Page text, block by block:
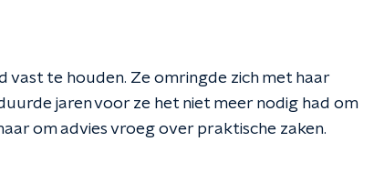
te houden. Ze omringde zich met haar
jaren voor ze het niet meer nodig had om
om advies vroeg over praktische zaken.